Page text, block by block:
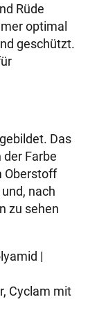
Rüde
optimal
geschützt.
Das
Farbe
Oberstoff
nach
zu sehen
|
Cyclam mit